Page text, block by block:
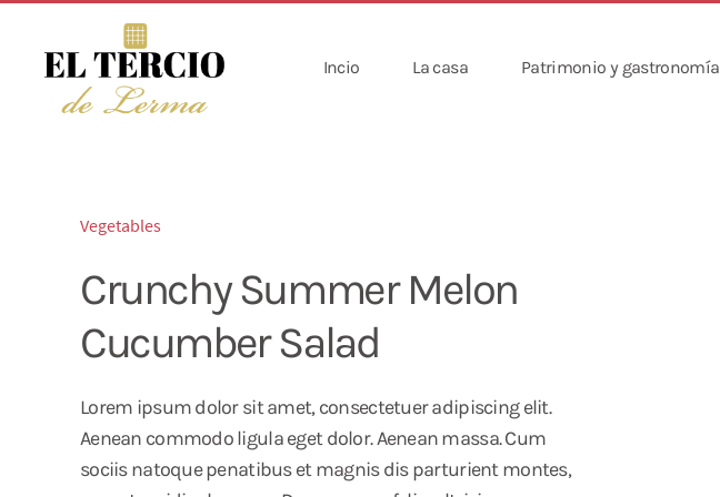
Incio La casa Patrimonio y gastronomía
Vegetables
Crunchy Summer Melon
Cucumber Salad
Lorem ipsum dolor sit amet, consectetuer adipiscing elit.
Aenean commodo ligula eget dolor. Aenean massa. Cum
sociis natoque penatibus et magnis dis parturient montes,